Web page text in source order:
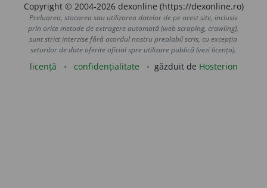
Copyright © 2004-2026 dexonline (https://dexonline.ro)
Preluarea, stocarea sau utilizarea datelor de pe acest site, inclusiv
prin orice metode de extragere automată (web scraping, crawling),
sunt strict interzise fără acordul nostru prealabil scris, cu excepția
seturilor de date oferite oficial spre utilizare publică (vezi licența).
licență confidențialitate găzduit de Hosterion